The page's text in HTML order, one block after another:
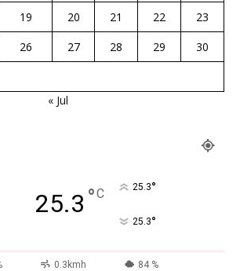
19 20 21 22
23
26 27 28 29
30
« Jul
25.3 °C 25.3°
25.3°
0.3kmh 84 %